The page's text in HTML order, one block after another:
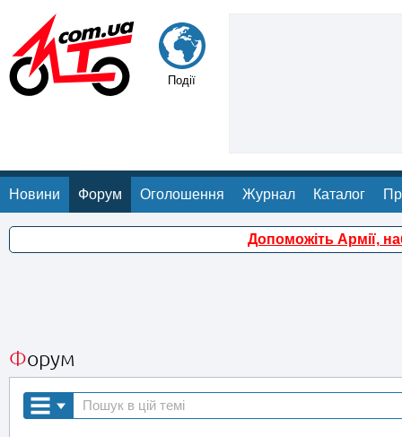
Події
Новини Форум Оголошення Журнал Каталог
Допоможіть Армії,
Форум